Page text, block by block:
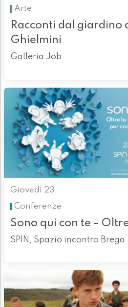
Arte
Racconti dal giardino
Ghielmini
Galleria Job
Giovedì 23
Conferenze
Sono qui con te -
SPIN, Spazio incontro Brega